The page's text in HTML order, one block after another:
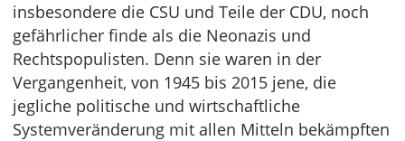
insbesondere die CSU und Teile der CDU, noch
gefährlicher finde als die Neonazis und
Rechtspopulisten. Denn sie waren in der
Vergangenheit, von 1945 bis 2015 jene, die
jegliche politische und wirtschaftliche
Systemveränderung mit allen Mitteln bekämpften